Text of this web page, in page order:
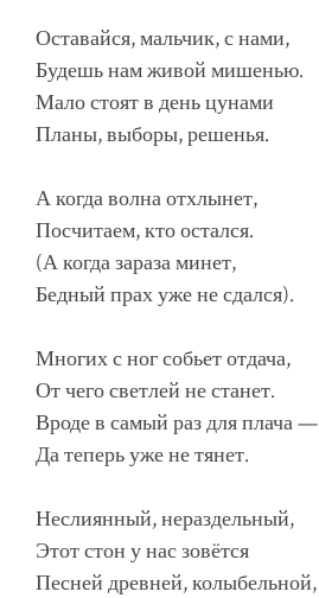
Оставайся, мальчик, с нами,
Будешь нам живой мишенью.
Мало стоят в день цунами
Планы, выборы, решенья.
А когда волна отхлынет,
Посчитаем, кто остался.
(А когда зараза минет,
Бедный прах уже не сдался).
Многих с ног собьет отдача,
От чего светлей не станет.
Вроде в самый раз для плача —
Да теперь уже не тянет.
Неслиянный, нераздельный,
Этот стон у нас зовётся
Песней древней, колыбельной,